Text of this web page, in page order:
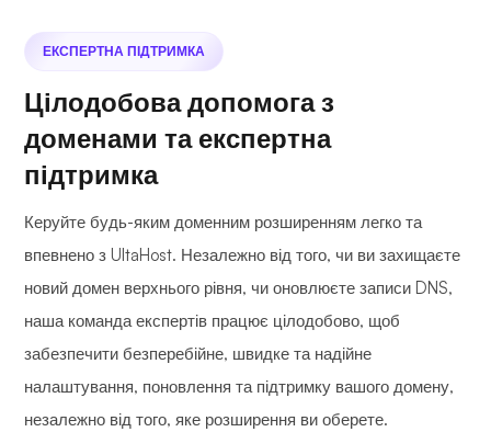
ЕКСПЕРТНА ПІДТРИМКА
Цілодобова допомога з
доменами та експертна
підтримка
Керуйте будь-яким доменним розширенням легко та
впевнено з UltaHost. Незалежно від того, чи ви захищаєте
новий домен верхнього рівня, чи оновлюєте записи DNS,
наша команда експертів працює цілодобово, щоб
забезпечити безперебійне, швидке та надійне
налаштування, поновлення та підтримку вашого домену,
незалежно від того, яке розширення ви оберете.